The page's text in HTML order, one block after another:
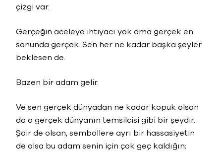
çizgi var.
Gerçeğin aceleye ihtiyacı yok ama gerçek en
sonunda gerçek. Sen her ne kadar başka şeyler
beklesen de.
Bazen bir adam gelir.
Ve sen gerçek dünyadan ne kadar kopuk olsan
da o gerçek dünyanın temsilcisi gibi bir şeydir.
Şair de olsan, sembollere ayrı bir hassasiyetin
de olsa bu adam senin için çok geç kaldığın;